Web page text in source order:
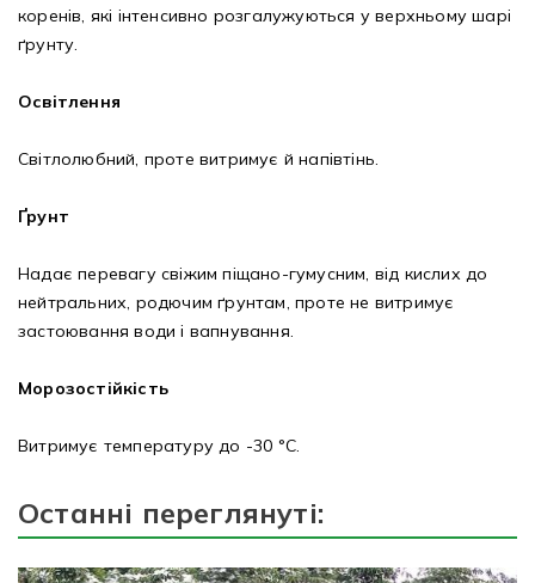
коренів, які інтенсивно розгалужуються у верхньому шарі
ґрунту.
Освітлення
Світлолюбний, проте витримує й напівтінь.
Ґрунт
Надає перевагу свіжим піщано-гумусним, від кислих до
нейтральних, родючим ґрунтам, проте не витримує
застоювання води і вапнування.
Морозостійкість
Витримує температуру до -30 °С.
Останні переглянуті: